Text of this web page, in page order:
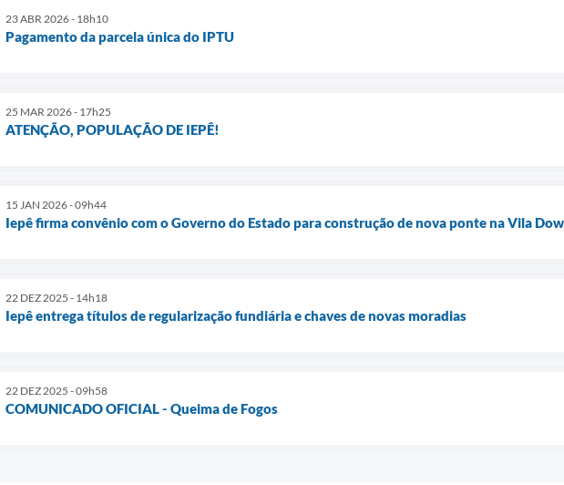
23 ABR 2026 - 18h10
Pagamento da parcela única do IPTU
25 MAR 2026 - 17h25
ATENÇÃO, POPULAÇÃO DE IEPÊ!
15 JAN 2026 - 09h44
Iepê firma convênio com o Governo do Estado para construção de nova ponte na Vila
22 DEZ 2025 - 14h18
Iepê entrega títulos de regularização fundiária e chaves de novas moradias
22 DEZ 2025 - 09h58
COMUNICADO OFICIAL - Queima de Fogos